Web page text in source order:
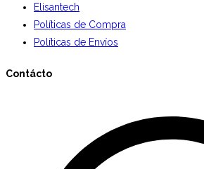
Elisantech
Políticas de Compra
Políticas de Envíos
Contácto